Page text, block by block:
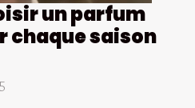
un parfum
chaque saison